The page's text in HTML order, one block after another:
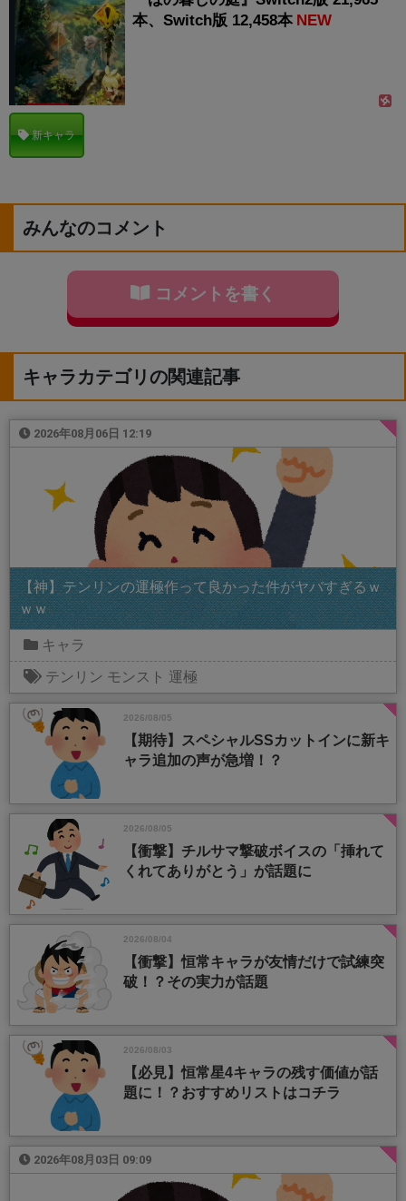
本、Switch版 12,458本 NEW
新キャラ
みんなのコメント
コメントを書く
キャラカテゴリの関連記事
2026年08月06日 12:19
【神】テンリンの運極作って良かった件がヤバすぎるｗ
ｗｗ
キャラ
テンリン モンスト 運極
2026/08/05
【期待】スペシャルSSカットインに新キ
ャラ追加の声が急増！？
2026/08/05
【衝撃】チルサマ撃破ボイスの「挿れて
くれてありがとう」が話題に
2026/08/04
【衝撃】恒常キャラが友情だけで試練突
破！？その実力が話題
2026/08/03
【必見】恒常星4キャラの残す価値が話
題に！？おすすめリストはコチラ
2026年08月03日 09:09